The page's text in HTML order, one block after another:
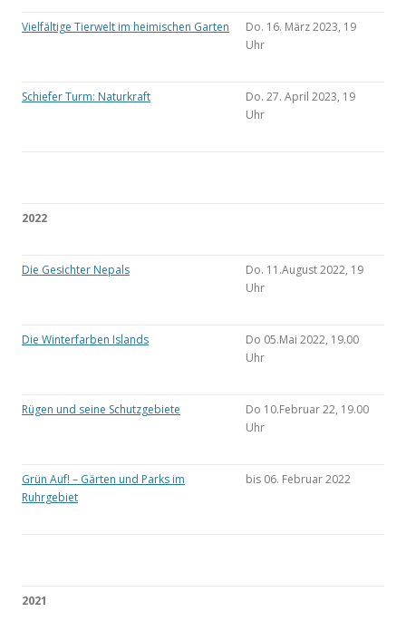
Vielfältige Tierwelt im heimischen Garten
Do. 16. März 2023, 19
Uhr
Schiefer Turm: Naturkraft
Do. 27. April 2023, 19
Uhr
2022
Die Gesichter Nepals
Do. 11.August 2022, 19
Uhr
Die Winterfarben Islands
Do 05.Mai 2022, 19.00
Uhr
Rügen und seine Schutzgebiete
Do 10.Februar 22, 19.00
Uhr
Grün Auf! – Gärten und Parks im
Ruhrgebiet
bis 06. Februar 2022
2021